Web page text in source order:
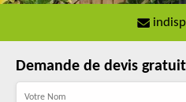
Demande de devis gratuit